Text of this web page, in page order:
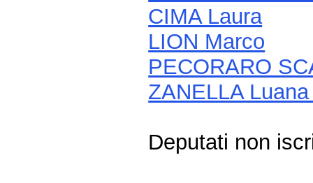
CIMA Laura
LION Marco
PECORARO
ZANELLA
Deputati non